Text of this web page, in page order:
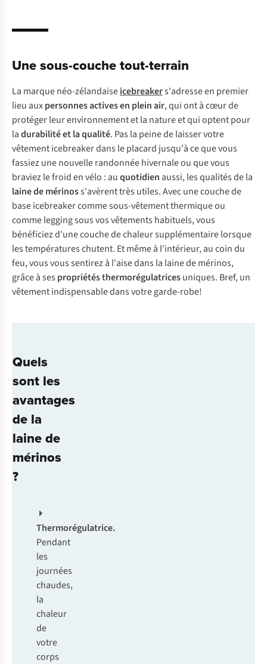
Une sous-couche tout-terrain
La marque néo-zélandaiseicebreakers'adresse en premier
lieu auxpersonnes actives en pleinair, qui ont à cœur de
protéger leur environnement et la nature et qui optent pour
ladurabilitéetlaqualité. Pas la peine de laisser votre
vêtement icebreaker dans le placard jusqu'à ce que vous
fassiez une nouvelle randonnée hivernale ou que vous
braviez le froid en vélo : auquotidien aussi, les qualités de la
laine de mérinoss'avèrent très utiles. Avec une couche de
base icebreaker comme sous-vêtement thermique ou
comme legging sous vos vêtements habituels, vous
bénéficiez d'une couche de chaleur supplémentaire lorsque
les températures chutent. Et même à l'intérieur, au coin du
feu, vous vous sentirez à l'aise dans la laine de mérinos,
grâce à ses propriétés thermorégulatricesuniques. Bref, un
vêtement indispensable dans votre garde-robe!
Quels
sont les
avantages
de la
laine de
mérinos
?
Thermorégulatrice.
Pendant
les
journées
chaudes,
la
chaleur
de
votre
corps